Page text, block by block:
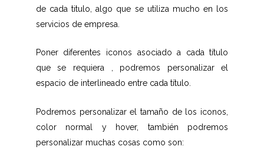
de cada titulo, algo que se utiliza mucho en los
servicios de empresa.
Poner diferentes iconos asociado a cada título
que se requiera , podremos personalizar el
espacio de interlineado entre cada título.
Podremos personalizar el tamaño de los iconos,
color normal y hover, también podremos
personalizar muchas cosas como son: